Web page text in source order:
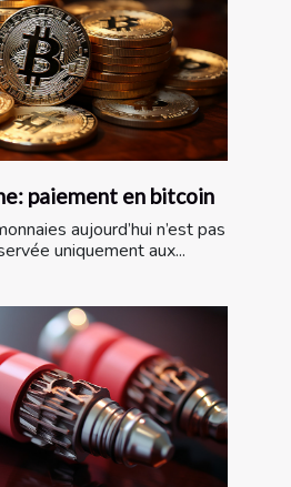
paiement en bitcoin
aujourd’hui n’est pas
uniquement aux...